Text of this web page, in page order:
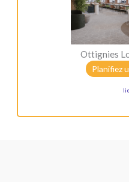
Ottignies
Planifiez